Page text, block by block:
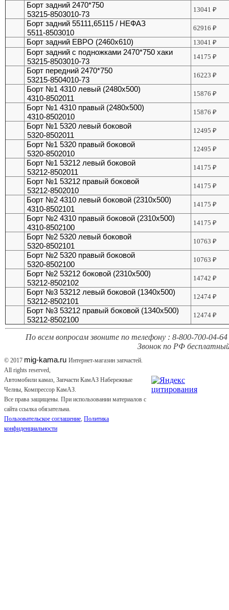
Борт задний 2470*750
53215-8503010-73
13041₽
Борт задний 55111,65115 / НЕФАЗ
5511-8503010
62916₽
Борт задний ЕВРО (2460х610) 13041₽
Борт задний с подножками 2470*750 хаки
53215-8503010-73
14175₽
Борт передний 2470*750
53215-8504010-73
16223₽
Борт №1 4310 левый (2480х500)
4310-8502011
15876₽
Борт №1 4310 правый (2480х500)
4310-8502010
15876₽
Борт №1 5320 левый боковой
5320-8502011
12495₽
Борт №1 5320 правый боковой
5320-8502010
12495₽
Борт №1 53212 левый боковой
53212-8502011
14175₽
Борт №1 53212 правый боковой
53212-8502010
14175₽
Борт №2 4310 левый боковой (2310х500)
4310-8502101
14175₽
Борт №2 4310 правый боковой (2310х500)
4310-8502100
14175₽
Борт №2 5320 левый боковой
5320-8502101
10763₽
Борт №2 5320 правый боковой
5320-8502100
10763₽
Борт №2 53212 боковой (2310х500)
53212-8502102
14742₽
Борт №3 53212 левый боковой (1340х500)
53212-8502101
12474₽
Борт №3 53212 правый боковой (1340х500)
53212-8502100
12474₽
По всем вопросам звоните по телефону : 8-800-700-04-64
Звонок по РФ
© 2017 mig-kama.ru Интернет-магазин запчастей.
All rights reserved,
Автомобили камаз, Запчасти КамАЗ Набережные
Челны, Компрессор КамАЗ.
Все права защищены. При использовании материалов с
сайта ссылка обязательна.
Пользовательское соглашение, Политика
конфиденциальности